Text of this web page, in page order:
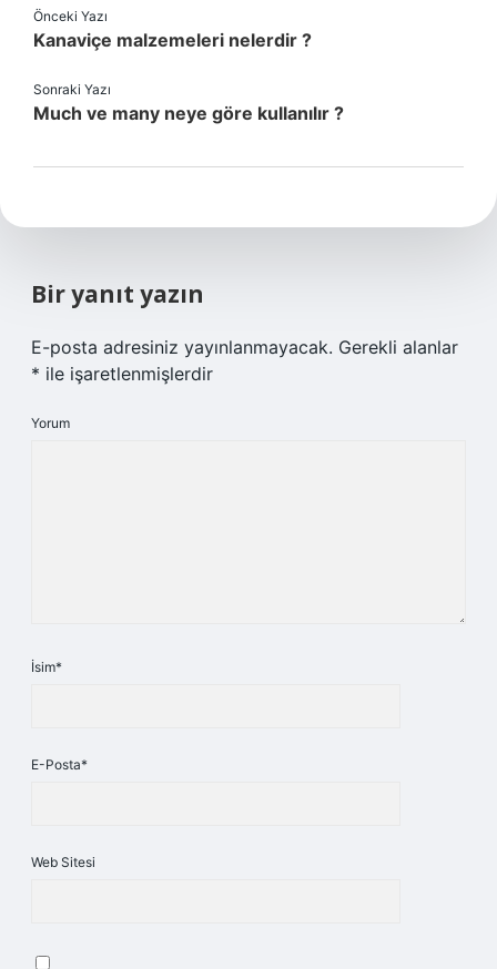
Önceki Yazı
Kanaviçe malzemeleri nelerdir ?
Sonraki Yazı
Much ve many neye göre kullanılır ?
Bir yanıt yazın
E-posta adresiniz yayınlanmayacak. Gerekli alanlar
* ile işaretlenmişlerdir
Yorum
İsim*
E-Posta*
Web Sitesi